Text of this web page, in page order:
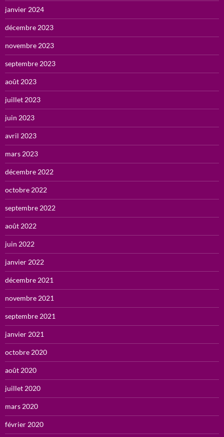
janvier 2024
décembre 2023
novembre 2023
septembre 2023
août 2023
juillet 2023
juin 2023
avril 2023
mars 2023
décembre 2022
octobre 2022
septembre 2022
août 2022
juin 2022
janvier 2022
décembre 2021
novembre 2021
septembre 2021
janvier 2021
octobre 2020
août 2020
juillet 2020
mars 2020
février 2020